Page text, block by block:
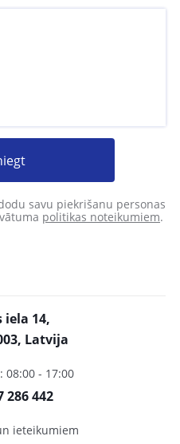
savu piekrišanu personas
politikas noteikumiem.
iela 14,
Latvija
08:00 - 17:00
286 442
ieteikumiem